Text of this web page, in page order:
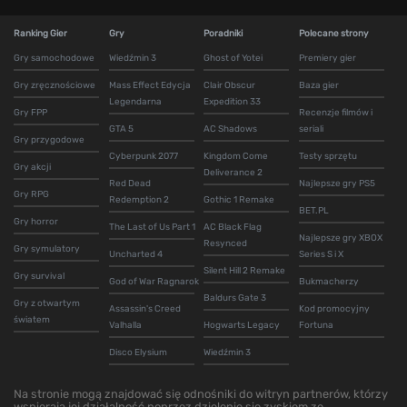
Ranking Gier
Gry samochodowe
Gry zręcznościowe
Gry FPP
Gry przygodowe
Gry akcji
Gry RPG
Gry horror
Gry symulatory
Gry survival
Gry z otwartym
światem
Gry
Wiedźmin 3
Mass Effect Edycja
Legendarna
GTA 5
Cyberpunk 2077
Red Dead
Redemption 2
The Last of Us Part 1
Uncharted 4
God of War Ragnarok
Assassin's Creed
Valhalla
Disco Elysium
Poradniki
Ghost of Yotei
Clair Obscur
Expedition 33
AC Shadows
Kingdom Come
Deliverance 2
Gothic 1 Remake
AC Black Flag
Resynced
Silent Hill 2 Remake
Baldurs Gate 3
Hogwarts Legacy
Wiedźmin 3
Polecane strony
Premiery gier
Baza gier
Recenzje filmów i
seriali
Testy sprzętu
Najlepsze gry PS5
BET.PL
Najlepsze gry XBOX
Series S i X
Bukmacherzy
Kod promocyjny
Fortuna
Na stronie mogą znajdować się odnośniki do witryn partnerów, którzy